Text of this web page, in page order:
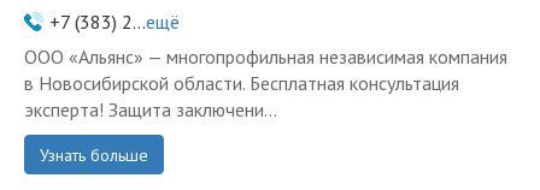
+7 (383) 2...ещё
ООО «Альянс» — многопрофильная независимая компания
в Новосибирской области. Бесплатная консультация
эксперта! Защита заключени...
Узнать больше